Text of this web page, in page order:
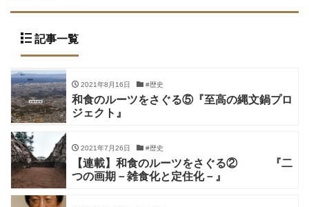
記事一覧
2021年8月16日 #歴史
和食のルーツをさぐる⑤『至高の縄文鍋プロ
ジェクト』
2021年7月26日 #歴史
【連載】和食のルーツをさぐる② 『二
つの画期－雑食化と定住化－』